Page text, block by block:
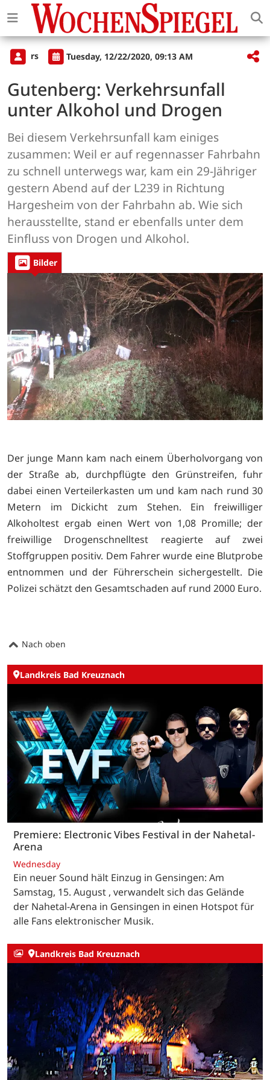
rs Tuesday, 12/22/2020, 09:13 AM
Gutenberg: Verkehrsunfall
unter Alkohol und Drogen
Bei diesem Verkehrsunfall kam einiges
zusammen: Weil er auf regennasser Fahrbahn
zu schnell unterwegs war, kam ein 29-Jähriger
gestern Abend auf der L239 in Richtung
Hargesheim von der Fahrbahn ab. Wie sich
herausstellte, stand er ebenfalls unter dem
Einfluss von Drogen und Alkohol.
Bilder
Der junge Mann kam nach einem Überholvorgang von
der Straße ab, durchpflügte den Grünstreifen, fuhr
dabei einen Verteilerkasten um und kam nach rund 30
Metern im Dickicht zum Stehen. Ein freiwilliger
Alkoholtest ergab einen Wert von 1,08 Promille; der
freiwillige Drogenschnelltest reagierte auf zwei
Stoffgruppen positiv. Dem Fahrer wurde eine Blutprobe
entnommen und der Führerschein sichergestellt. Die
Polizei schätzt den Gesamtschaden auf rund 2000 Euro.
Nach oben
Landkreis Bad Kreuznach
Premiere: Electronic Vibes Festival in der Nahetal-
Arena
Wednesday
Ein neuer Sound hält Einzug in Gensingen: Am
Samstag, 15. August , verwandelt sich das Gelände
der Nahetal-Arena in Gensingen in einen Hotspot für
alle Fans elektronischer Musik.
Landkreis Bad Kreuznach